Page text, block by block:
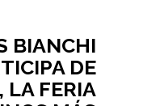
BIANCHI
DE
LA FERIA